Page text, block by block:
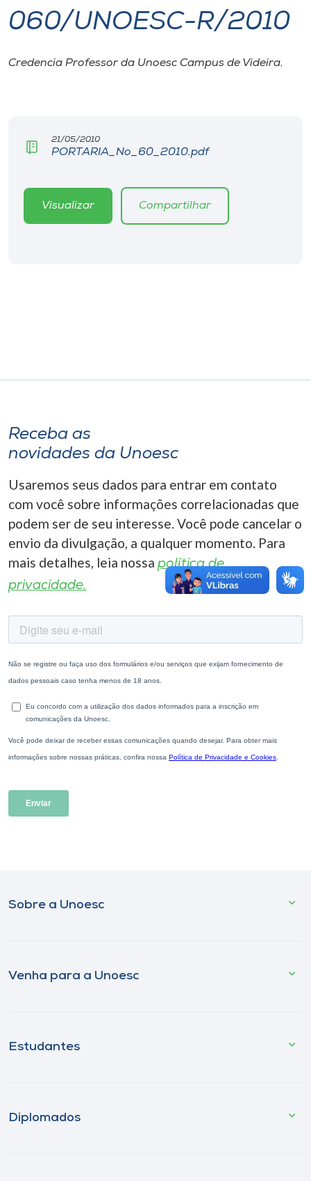
I.nova
CPA
Biblioteca
Store
Selecione
o idioma
060/UNOESC-R/2010
Credencia Professor da Unoesc Campus de Videira.
21/05/2010
PORTARIA_No_60_2010.pdf
Visualizar Compartilhar
Receba as
novidades da Unoesc
Usaremos seus dados para entrar em contato
com você sobre informações correlacionadas que
podem ser de seu interesse. Você pode cancelar o
envio da divulgação, a qualquer momento. Para
mais detalhes, leia nossa política de
privacidade.
Sobre a Unoesc
Venha para a Unoesc
Estudantes
Diplomados